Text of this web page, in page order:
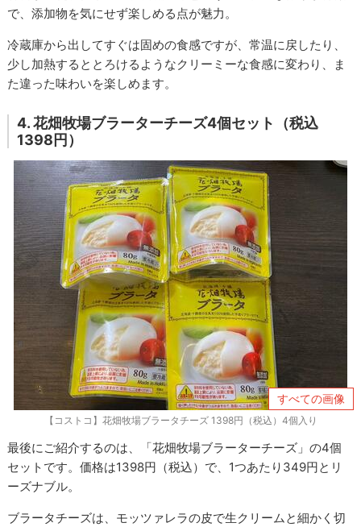
で、添加物を気にせず楽しめる点が魅力。
冷蔵庫から出してすぐは固めの食感ですが、常温に戻したり、
少し加熱するととろけるようなクリーミーな食感に変わり、ま
た違った味わいを楽しめます。
4. 花畑牧場ブラーターチーズ4個セット（税込
1398円）
すべての画像
【コストコ】花畑牧場ブラータチーズ 1398円（税込）4個入り
最後にご紹介するのは、「花畑牧場ブラーターチーズ」の4個
セットです。価格は1398円（税込）で、1つあたり349円とリ
ーズナブル。
ブラータチーズは、モッツァレラの皮で生クリームと細かく切